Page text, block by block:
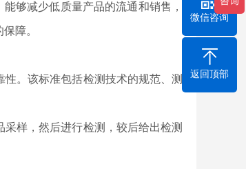
够减少低质量产品的流通和销售，
障。
。该标准包括检测技术的规范、测
样，然后进行检测，较后给出检测
微信咨询
返回顶部